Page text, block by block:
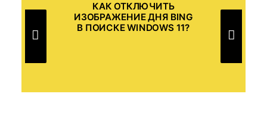
КАК ОТКЛЮЧИТЬ
ИЗОБРАЖЕНИЕ ДНЯ BING
В ПОИСКЕ WINDOWS 11?